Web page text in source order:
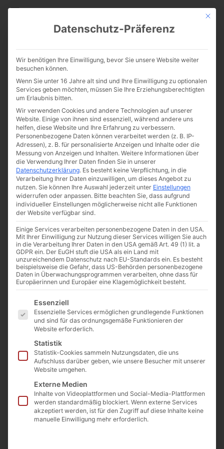
CATHWALK.DE
Liberalismus, Logos und die
Postmoderne: Drei Artikel
zum Aufbau der europäischen
Kultur
Von Josef Jung
10. Oktober 2023
0:00 -:--
Wohin bewegen wir uns in Europa? Was hat
unsere Kultur geprägt? Was sind unsere
Krisen, was macht uns stark? Drei Artikel
Mit
Datenschutz-Präferenz
Wir benötigen Ihre Einwilligung, bevor Sie unsere Website weiter
besuchen können.
Wenn Sie unter 16 Jahre alt sind und Ihre Einwilligung zu optionalen
Services geben möchten, müssen Sie Ihre Erziehungsberechtigten
um Erlaubnis bitten.
Wir verwenden Cookies und andere Technologien auf unserer
Website. Einige von ihnen sind essenziell, während andere uns
helfen, diese Website und Ihre Erfahrung zu verbessern.
Personenbezogene Daten können verarbeitet werden (z. B. IP-
Adressen), z. B. für personalisierte Anzeigen und Inhalte oder die
Messung von Anzeigen und Inhalten. Weitere Informationen über
die Verwendung Ihrer Daten finden Sie in unserer
Datenschutzerklärung. Es besteht keine Verpflichtung, in die
Verarbeitung Ihrer Daten einzuwilligen, um dieses Angebot zu
nutzen. Sie können Ihre Auswahl jederzeit unter Einstellungen
widerrufen oder anpassen. Bitte beachten Sie, dass aufgrund
individueller Einstellungen möglicherweise nicht alle Funktionen
der Website verfügbar sind.
Einige Services verarbeiten personenbezogene Daten in den USA.
Mit Ihrer Einwilligung zur Nutzung dieser Services willigen Sie auch
in die Verarbeitung Ihrer Daten in den USA gemäß Art. 49 (1) lit. a
GDPR ein. Der EuGH stuft die USA als ein Land mit
unzureichendem Datenschutz nach EU-Standards ein. Es besteht
beispielsweise die Gefahr, dass US-Behörden personenbezogene
Daten in Überwachungsprogrammen verarbeiten, ohne dass für
Europäerinnen und Europäer eine Klagemöglichkeit besteht.
Es folgt eine Liste der Service-Gruppen, für die eine
Essenziell
Essenzielle Services ermöglichen grundlegende Funktionen
und sind für das ordnungsgemäße Funktionieren der
Website erforderlich.
Statistik
Statistik-Cookies sammeln Nutzungsdaten, die uns
Aufschluss darüber geben, wie unsere Besucher mit unserer
Website umgehen.
Externe Medien
Inhalte von Videoplattformen und Social-Media-Plattformen
werden standardmäßig blockiert. Wenn externe Services
akzeptiert werden, ist für den Zugriff auf diese Inhalte keine
manuelle Einwilligung mehr erforderlich.